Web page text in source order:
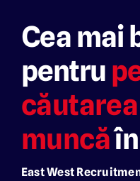
De ce să ne alegeți?
Posturi vacante
Galerie cazări
Cea mai
pentru
muncă
East West